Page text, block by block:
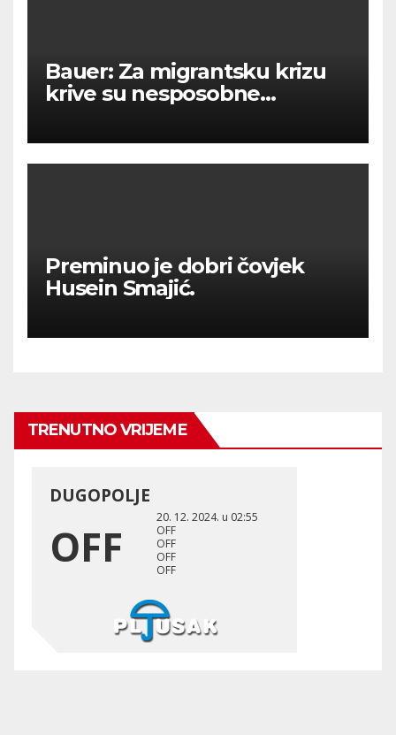
Bauer: Za migrantsku krizu
krive su nesposobne
Preminuo je dobri čovjek
Husein Smajić.
TRENUTNO VRIJEME